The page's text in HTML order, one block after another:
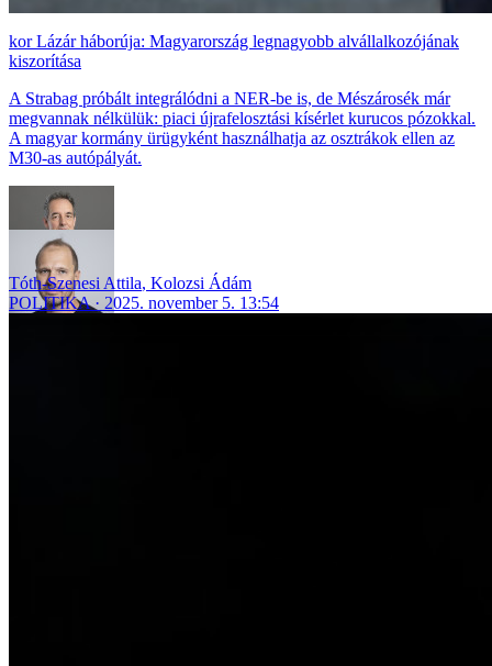
Lázár háborúja: Magyarország legnagyobb alvállalkozójának
kiszorítása
A Strabag próbált integrálódni a NER-be is, de Mészárosék már
megvannak nélkülük: piaci újrafelosztási kísérlet kurucos pózokkal.
A magyar kormány ürügyként használhatja az osztrákok ellen az
M30-as autópályát.
Tóth-Szenesi Attila, Kolozsi Ádám
POLITIKA
2025. november 5. 13:54